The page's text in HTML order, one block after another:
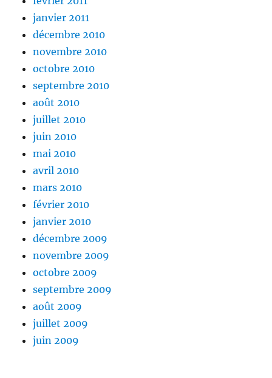
janvier 2011
décembre 2010
novembre 2010
octobre 2010
septembre 2010
août 2010
juillet 2010
juin 2010
mai 2010
avril 2010
mars 2010
février 2010
janvier 2010
décembre 2009
novembre 2009
octobre 2009
septembre 2009
août 2009
juillet 2009
juin 2009